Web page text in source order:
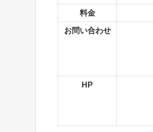
料金
お問い合わせ
HP